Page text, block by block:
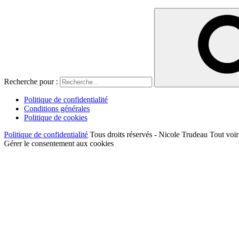
Recherche pour :
Politique de confidentialité
Conditions générales
Politique de cookies
Politique de confidentialité Tous droits réservés - Nicole Trudeau Tout voir
Gérer le consentement aux cookies